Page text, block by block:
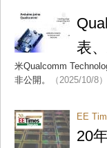
表
米Qualcomm
非公開。
（2025/10/8）
EE
20